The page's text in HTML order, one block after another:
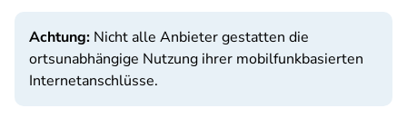
Achtung: Nicht alle Anbieter gestatten die
ortsunabhängige Nutzung ihrer mobilfunkbasierten
Internetanschlüsse.